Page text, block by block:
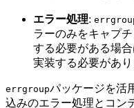
エラー処理:
ラーのみをキャプ
する必要がある場
実装する必要があり
errgroupパッケージを活
込みのエラー処理とコン